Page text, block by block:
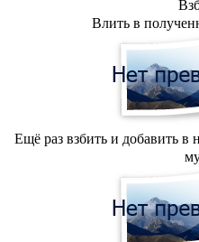
Влить в
Ещё раз взбить и добавить в